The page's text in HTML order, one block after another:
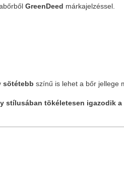
GreenDeed márkajelzéssel.
sötétebb színű is lehet a bőr jellege
tökéletesen igazodik a